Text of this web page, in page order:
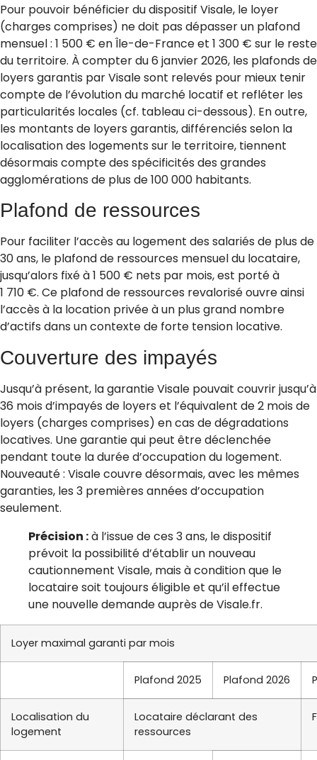
Pour pouvoir bénéficier du dispositif Visale, le loyer
(charges comprises) ne doit pas dépasser un plafond
mensuel : 1 500 € en Île-de-France et 1 300 € sur le reste
du territoire. À compter du 6 janvier 2026, les plafonds de
loyers garantis par Visale sont relevés pour mieux tenir
compte de l’évolution du marché locatif et refléter les
particularités locales (cf. tableau ci-dessous). En outre,
les montants de loyers garantis, différenciés selon la
localisation des logements sur le territoire, tiennent
désormais compte des spécificités des grandes
agglomérations de plus de 100 000 habitants.
Plafond de ressources
Pour faciliter l’accès au logement des salariés de plus de
30 ans, le plafond de ressources mensuel du locataire,
jusqu’alors fixé à 1 500 € nets par mois, est porté à
1 710 €. Ce plafond de ressources revalorisé ouvre ainsi
l’accès à la location privée à un plus grand nombre
d’actifs dans un contexte de forte tension locative.
Couverture des impayés
Jusqu’à présent, la garantie Visale pouvait couvrir jusqu’à
36 mois d’impayés de loyers et l’équivalent de 2 mois de
loyers (charges comprises) en cas de dégradations
locatives. Une garantie qui peut être déclenchée
pendant toute la durée d’occupation du logement.
Nouveauté : Visale couvre désormais, avec les mêmes
garanties, les 3 premières années d’occupation
seulement.
Précision :à l’issue de ces 3 ans, le dispositif
prévoit la possibilité d’établir un nouveau
cautionnement Visale, mais à condition que le
locataire soit toujours éligible et qu’il effectue
une nouvelle demande auprès de Visale.fr.
Loyer maximal garanti par mois
Plafond 2025 Plafond 2026
Localisation du
logement
Locataire déclarant des
ressources